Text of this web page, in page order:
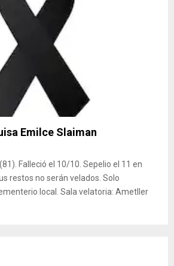
Emilce Slaiman
Falleció el 10/10. Sepelio el 11 en
restos no serán velados. Solo
local. Sala velatoria: Ametller